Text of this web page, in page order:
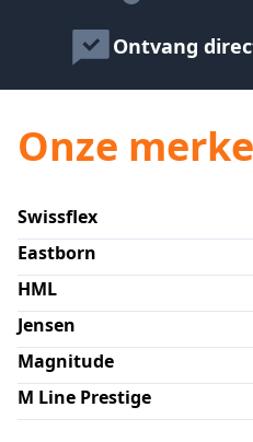
Ontvang
Onze
Swissflex
Eastborn
HML
Jensen
Magnitude
M Line Prestige